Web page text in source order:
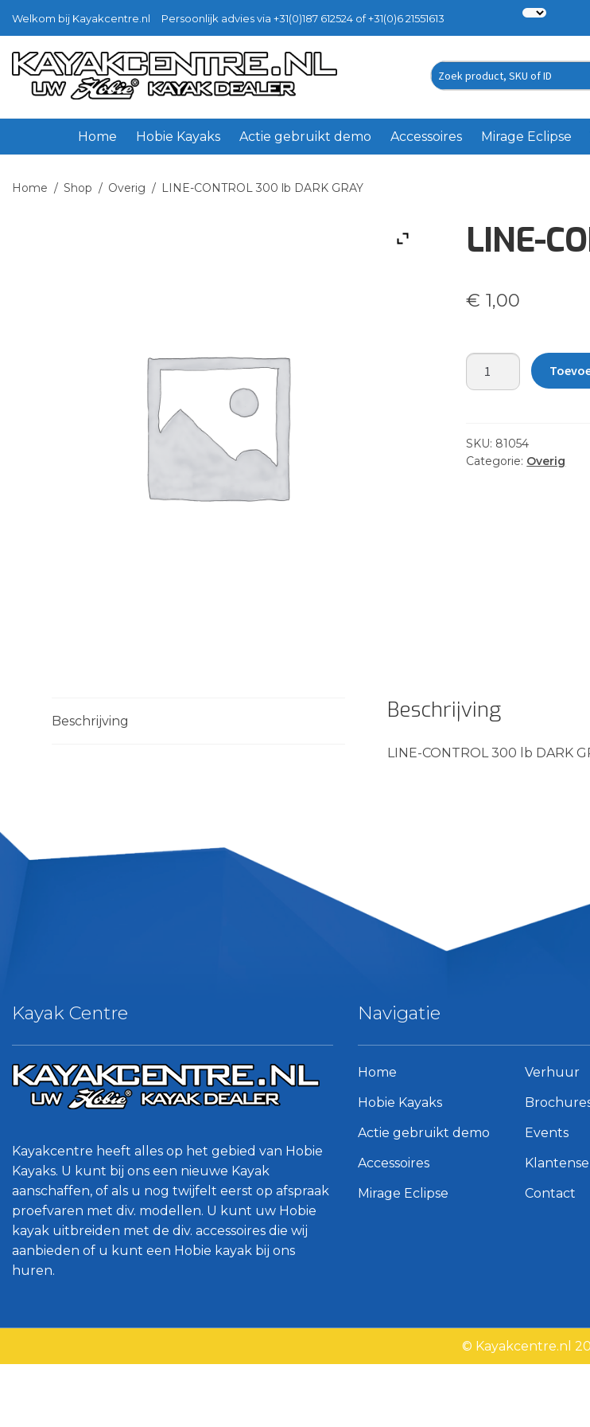
Welkom bij Kayakcentre.nl Persoonlijk advies via +31(0)187 612524 of +31(0)6 21551613
Ga
door
naar
navigatie
Ga
naar
inhoud
Zoek
Home Hobie Kayaks Actie gebruikt demo Accessoires Mirage Eclipse
Home / Shop / Overig / LINE-CONTROL 300 lb DARK GRAY
LINE-
€ 1,00
LINE-
CONTROL
DARK
GRAY
SKU: 81054
Categorie: Overig
Beschrijving Beschrijving
LINE-CONTROL 300 lb DARK
Kayak Centre
Kayakcentre heeft alles op het gebied van Hobie
Kayaks. U kunt bij ons een nieuwe Kayak
aanschaffen, of als u nog twijfelt eerst op afspraak
proefvaren met div. modellen. U kunt uw Hobie
kayak uitbreiden met de div. accessoires die wij
aanbieden of u kunt een Hobie kayak bij ons
huren.
Navigatie
Home
Hobie Kayaks
Actie gebruikt demo
Accessoires
Mirage Eclipse
Verhuur
Events
Contact
© Kayakcentre.nl